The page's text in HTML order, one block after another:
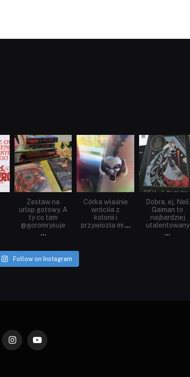
dobryhorror
Lip 31
Zestaw na
urlop gotowy. A
ty co tam
@goromrysuje
...
dobryhorror
Lip 14
Córka właśnie
wróciła z
kolonii i
przywiozła mi ...
dobryhorror
Cze 16
Dobra, ej, Neil
Gaiman to
najbardziej
utalentowany
...
Follow on Instagram
InstagramYouTube